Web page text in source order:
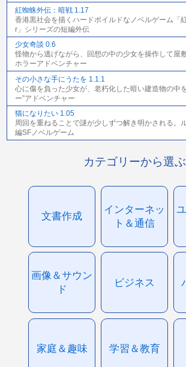
紅蜘蛛外伝：暗戦 1.17
香港黒社会を描くハードボイルドなノベルゲーム「
r」シリーズの短編外伝
少女奇談 0.6
怪物から逃げながら、回想の中の少女を操作して屋
ホラーアドベンチャー
その小さな手にうたを 1.1.1
心に傷を負った少女が、老朽化した暗い建造物の中
ー”アドベンチャー
猫になりたい 1.05
周回を重ねることで謎が少しずつ解き明かされる。
編SFノベルゲーム
カテゴリーから選ぶ
文書作成
インターネッ
ト＆通信
画像＆サウン
ド
ビジネス
家庭＆趣味 学習＆教育